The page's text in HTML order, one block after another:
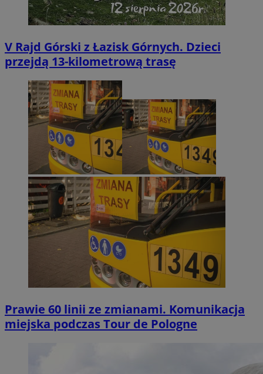
V Rajd Górski z Łazisk Górnych. Dzieci
przejdą 13-kilometrową trasę
Prawie 60 linii ze zmianami. Komunikacja
miejska podczas Tour de Pologne